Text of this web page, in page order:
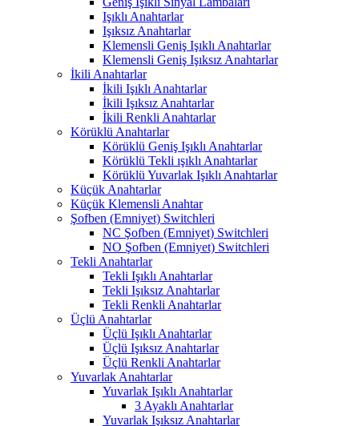
Işıklı Anahtarlar
Işıksız Anahtarlar
Klemensli Geniş Işıklı Anahtarlar
Klemensli Geniş Işıksız Anahtarlar
İkili Anahtarlar
İkili Işıklı Anahtarlar
İkili Işıksız Anahtarlar
İkili Renkli Anahtarlar
Körüklü Anahtarlar
Körüklü Geniş Işıklı Anahtarlar
Körüklü Tekli ışıklı Anahtarlar
Körüklü Yuvarlak Işıklı Anahtarlar
Küçük Anahtarlar
Küçük Klemensli Anahtar
Şofben (Emniyet) Switchleri
NC Şofben (Emniyet) Switchleri
NO Şofben (Emniyet) Switchleri
Tekli Anahtarlar
Tekli Işıklı Anahtarlar
Tekli Işıksız Anahtarlar
Tekli Renkli Anahtarlar
Üçlü Anahtarlar
Üçlü Işıklı Anahtarlar
Üçlü Işıksız Anahtarlar
Üçlü Renkli Anahtarlar
Yuvarlak Anahtarlar
Yuvarlak Işıklı Anahtarlar
3 Ayaklı Anahtarlar
Yuvarlak Işıksız Anahtarlar